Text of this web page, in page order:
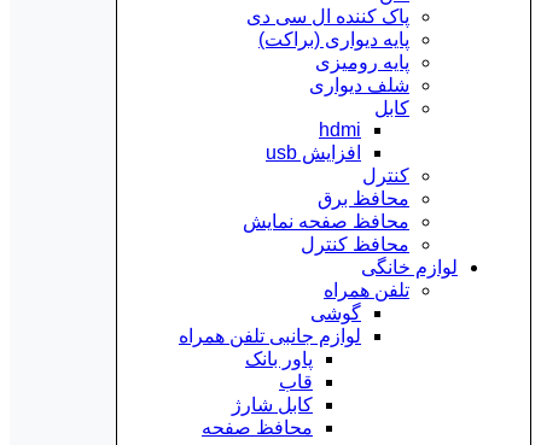
پاک کننده ال سی دی
پایه دیواری (براکت)
پایه رومیزی
شلف دیواری
کابل
hdmi
افزایش usb
کنترل
محافظ برق
محافظ صفحه نمایش
محافظ کنترل
لوازم خانگی
تلفن همراه
گوشی
لوازم جانبی تلفن همراه
پاور بانک
قاب
کابل شارژ
محافظ صفحه